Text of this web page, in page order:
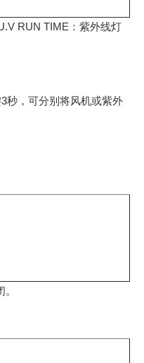
RUN TIME：紫外线灯
秒，可分别将风机或紫外